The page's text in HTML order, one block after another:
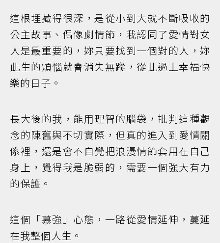
這根埋藏得很深，是從小到大就不斷吸收的
公主故事、偶像劇情節，我認同了愛情對女
人是最重要的，妳只要找到一個對的人，妳
此生的煩惱就會消失無蹤，從此過上幸福快
樂的日子。
長大後的我，能用理智的腦袋，批判這種觀
念的陳舊與不切實際，但真的進入到愛情關
係裡，還是會不自覺把浪漫情節套用在自己
身上，覺得我是脆弱的，需要一個強大有力
的保護。
這個「慕強」心態，一路從愛情延伸，蔓延
在我整個人生。